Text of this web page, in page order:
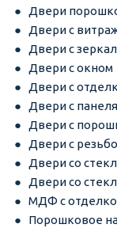
Двери
Двери с
Двери с
Двери с окном
Двери с
Двери с
Двери с
Двери с
Двери со
Двери со
МДФ с
Порошковое